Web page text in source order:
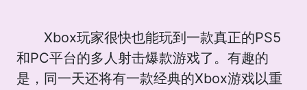
Xbox玩家很快也能玩到一款真正的PS5
和PC平台的多人射击爆款游戏了。有趣的
是，同一天还将有一款经典的Xbox游戏以重